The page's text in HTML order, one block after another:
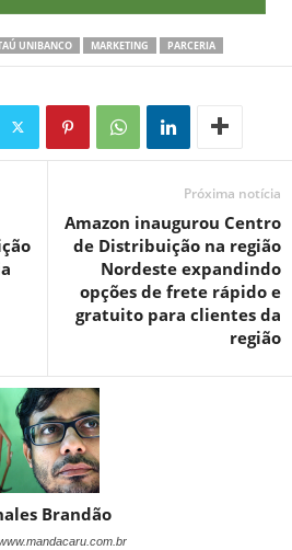
UNIBANCO MARKETING PARCERIA
Próxima notícia
Amazon inaugurou Centro
de Distribuição na região
Nordeste expandindo
opções de frete rápido e
gratuito para clientes da
região
Brandão